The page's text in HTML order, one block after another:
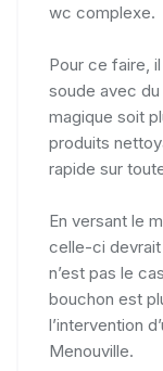
wc complexe.
Pour ce faire,
soude avec
magique soit
produits
rapide sur
En versant le
celle-ci
n’est pas le
bouchon est
l’intervention
Menouville.